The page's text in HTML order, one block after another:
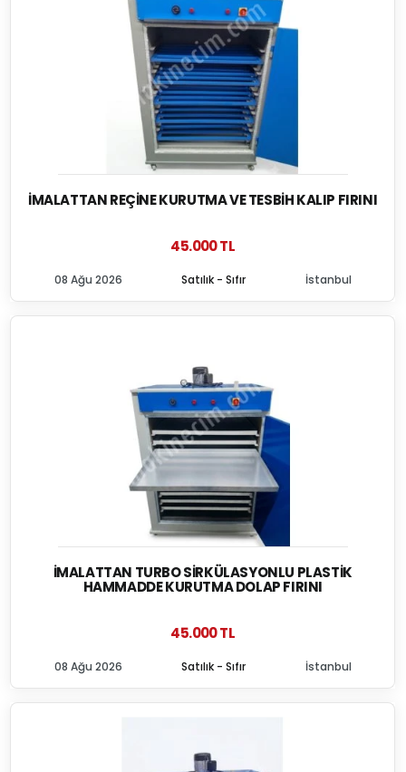
İMALATTAN REÇINE KURUTMA VE TESBIH KALIP FIRINI
45.000 TL
Satılık - Sıfır
08 Ağu 2026 İstanbul
İMALATTAN TURBO SIRKÜLASYONLU PLASTIK
HAMMADDE KURUTMA DOLAP FIRINI
45.000 TL
Satılık - Sıfır
08 Ağu 2026 İstanbul